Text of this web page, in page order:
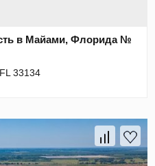
в Майами, Флорида №
33134